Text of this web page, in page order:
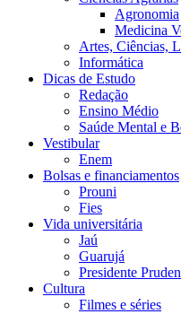
Agronomia
Medicina
Artes, Ciências,
Informática
Dicas de Estudo
Redação
Ensino Médio
Saúde Mental e
Vestibular
Enem
Bolsas e financiamentos
Prouni
Fies
Vida universitária
Jaú
Guarujá
Presidente
Cultura
Filmes e séries